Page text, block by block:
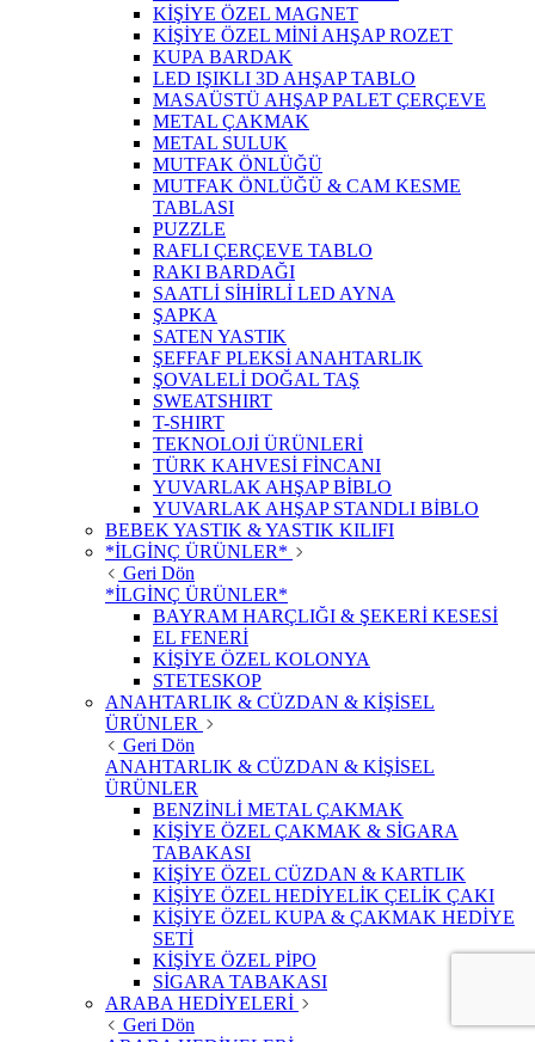
KİŞİYE ÖZEL MAGNET
KİŞİYE ÖZEL MİNİ AHŞAP ROZET
KUPA BARDAK
LED IŞIKLI 3D AHŞAP TABLO
MASAÜSTÜ AHŞAP PALET ÇERÇEVE
METAL ÇAKMAK
METAL SULUK
MUTFAK ÖNLÜĞÜ
MUTFAK ÖNLÜĞÜ & CAM KESME
TABLASI
PUZZLE
RAFLI ÇERÇEVE TABLO
RAKI BARDAĞI
SAATLİ SİHİRLİ LED AYNA
ŞAPKA
SATEN YASTIK
ŞEFFAF PLEKSİ ANAHTARLIK
ŞOVALELİ DOĞAL TAŞ
SWEATSHIRT
T-SHIRT
TEKNOLOJİ ÜRÜNLERİ
TÜRK KAHVESİ FİNCANI
YUVARLAK AHŞAP BİBLO
YUVARLAK AHŞAP STANDLI BİBLO
BEBEK YASTIK & YASTIK KILIFI
*İLGİNÇ ÜRÜNLER*
Geri Dön
*İLGİNÇ ÜRÜNLER*
BAYRAM HARÇLIĞI & ŞEKERİ KESESİ
EL FENERİ
KİŞİYE ÖZEL KOLONYA
STETESKOP
ANAHTARLIK & CÜZDAN & KİŞİSEL
ÜRÜNLER
Geri Dön
ANAHTARLIK & CÜZDAN & KİŞİSEL
ÜRÜNLER
BENZİNLİ METAL ÇAKMAK
KİŞİYE ÖZEL ÇAKMAK & SİGARA
TABAKASI
KİŞİYE ÖZEL CÜZDAN & KARTLIK
KİŞİYE ÖZEL HEDİYELİK ÇELİK ÇAKI
KİŞİYE ÖZEL KUPA & ÇAKMAK HEDİYE
SETİ
KİŞİYE ÖZEL PİPO
SİGARA TABAKASI
ARABA HEDİYELERİ
Geri Dön